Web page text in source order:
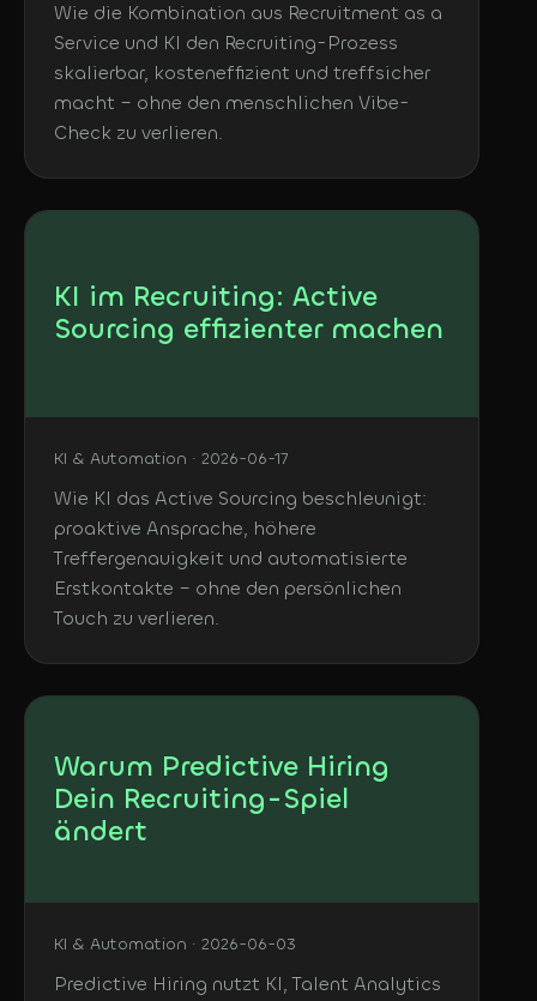
Wie die Kombination aus Recruitment as a
Service und KI den Recruiting-Prozess
skalierbar, kosteneffizient und treffsicher
macht – ohne den menschlichen Vibe-
Check zu verlieren.
KI im Recruiting: Active
Sourcing effizienter machen
KI & Automation · 2026-06-17
Wie KI das Active Sourcing beschleunigt:
proaktive Ansprache, höhere
Treffergenauigkeit und automatisierte
Erstkontakte – ohne den persönlichen
Touch zu verlieren.
Warum Predictive Hiring
Dein Recruiting-Spiel
ändert
KI & Automation · 2026-06-03
Predictive Hiring nutzt KI, Talent Analytics